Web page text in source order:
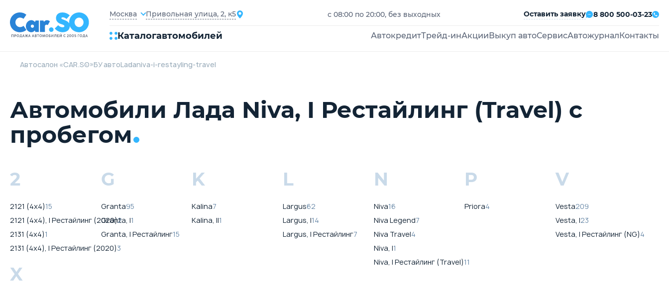
Москва Привольная улица, 2, к5 с 08:00 по 20:00, без выходных Оставить заявку 8 800 500-03-23
Каталогавтомобилей АвтокредитТрейд-инАкции Выкуп автоСервисАвтожурнал Контакты
Автосалон «CAR.SO»БУ автоLadaniva-i-restayling-travel
Автомобили Лада Niva, I Рестайлинг (Travel) с
пробегом
2
2121 (4x4)15
2121 (4x4), I Рестайлинг (2020)2
2131 (4x4)1
2131 (4x4), I Рестайлинг (2020)3
G
Granta95
Granta, I1
Granta, I Рестайлинг15
K
Kalina7
Kalina, II1
L
Largus62
Largus, I14
Largus, I Рестайлинг7
N
Niva16
Niva Legend7
Niva Travel4
Niva, I1
Niva, I Рестайлинг (Travel)11
P
Priora4
V
Vesta209
Vesta, I23
Vesta, I Рестайлинг (NG)4
X